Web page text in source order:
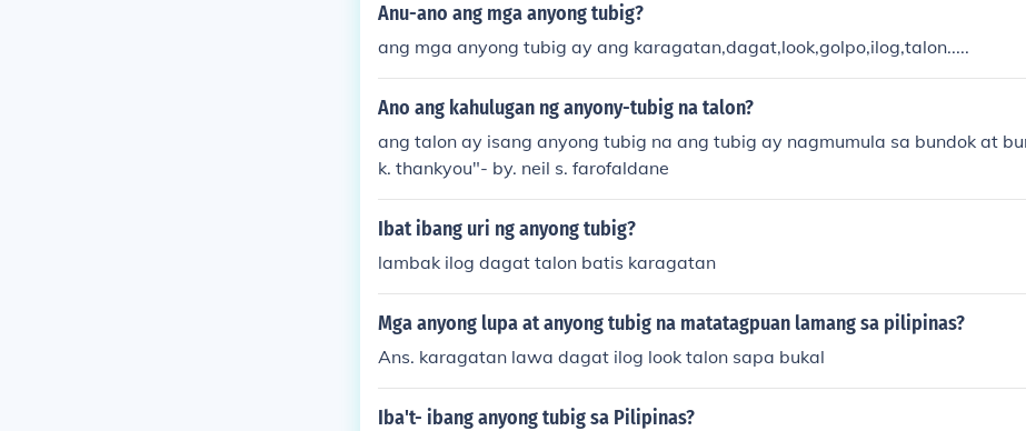
Anu-ano ang mga anyong tubig?
ang mga anyong tubig ay ang karagatan,dagat,look,golpo,ilog,talon.....
Ano ang kahulugan ng anyony-tubig na talon?
ang talon ay isang anyong tubig na ang tubig ay nagmumula sa bundok at
k. thankyou"- by. neil s. farofaldane
Ibat ibang uri ng anyong tubig?
lambak ilog dagat talon batis karagatan
Mga anyong lupa at anyong tubig na matatagpuan lamang sa pilipinas?
Ans. karagatan lawa dagat ilog look talon sapa bukal
Iba't- ibang anyong tubig sa Pilipinas?